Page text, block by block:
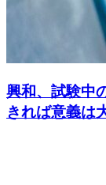
興和、試験中
きれば意義は